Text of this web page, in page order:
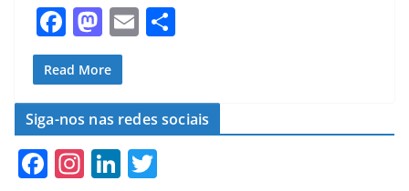
F
a
c
e
b
o
M
a
st
o
d
o
E
l e
Read More
Siga-nos nas redes sociais
F In Li